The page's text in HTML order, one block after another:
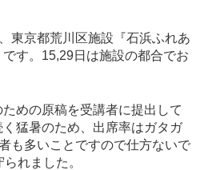
東京都荒川区施設『石浜ふれあ
す。15,29日は施設の都合でお
めの原稿を受講者に提出して
猛暑のため、出席率はガタガ
も多いことですので仕方ないで
れました。